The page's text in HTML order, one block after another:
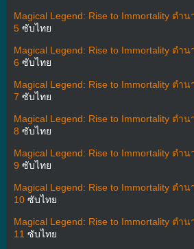
Magical Legend: Rise to Immortality ตำ
5ซับไทย
Magical Legend: Rise to Immortality ตำ
6 ซับไทย
Magical Legend: Rise to Immortality ตำ
7 ซับไทย
Magical Legend: Rise to Immortality ตำ
8 ซับไทย
Magical Legend: Rise to Immortality ตำ
9 ซับไทย
Magical Legend: Rise to Immortality ตำ
10ซับไทย
Magical Legend: Rise to Immortality ตำ
11 ซับไทย